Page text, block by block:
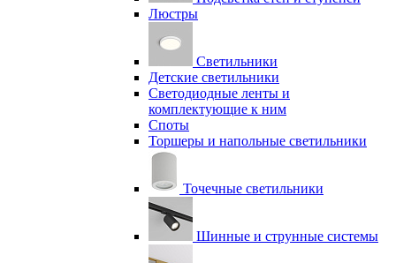
Люстры
Светильники
Детские светильники
Светодиодные ленты и
комплектующие к ним
Споты
Торшеры и напольные светильники
Точечные светильники
Шинные и струнные системы